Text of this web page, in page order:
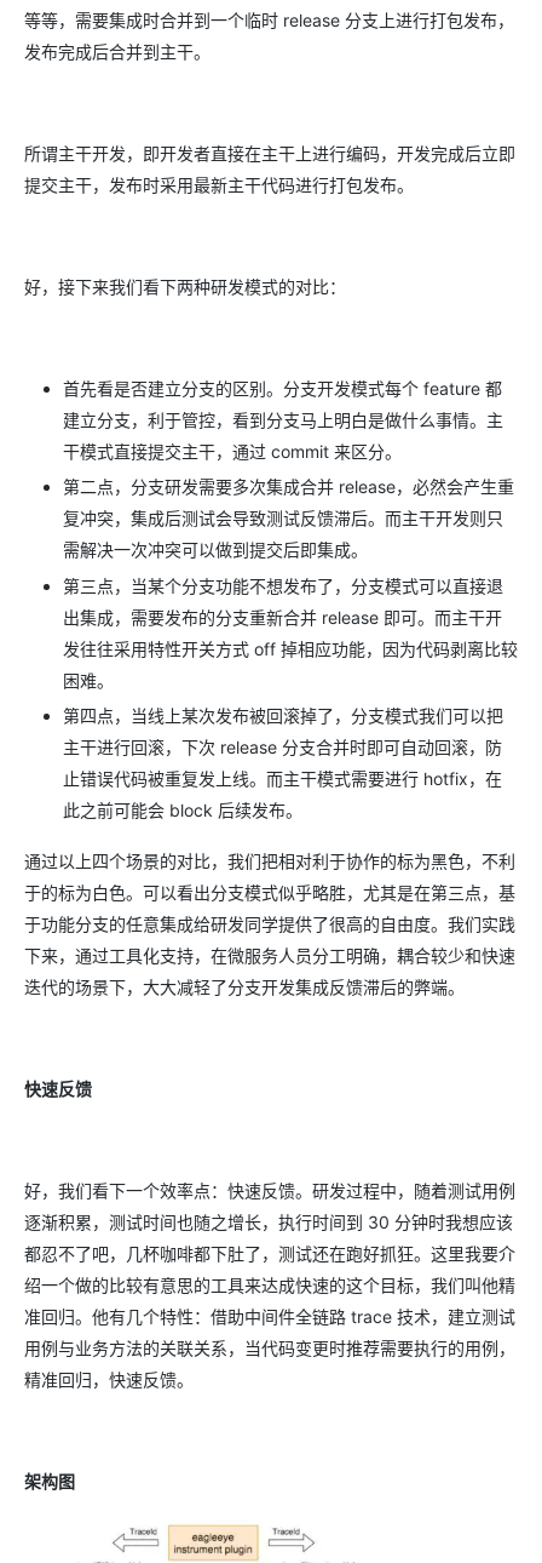
等等，需要集成时合并到一个临时 release 分支上进行打包发布，
发布完成后合并到主干。
所谓主干开发，即开发者直接在主干上进行编码，开发完成后立即
提交主干，发布时采用最新主干代码进行打包发布。
好，接下来我们看下两种研发模式的对比：
首先看是否建立分支的区别。分支开发模式每个 feature 都
建立分支，利于管控，看到分支马上明白是做什么事情。主
干模式直接提交主干，通过 commit 来区分。
第二点，分支研发需要多次集成合并 release，必然会产生重
复冲突，集成后测试会导致测试反馈滞后。而主干开发则只
需解决一次冲突可以做到提交后即集成。
第三点，当某个分支功能不想发布了，分支模式可以直接退
出集成，需要发布的分支重新合并 release 即可。而主干开
发往往采用特性开关方式 off 掉相应功能，因为代码剥离比较
困难。
第四点，当线上某次发布被回滚掉了，分支模式我们可以把
主干进行回滚，下次 release 分支合并时即可自动回滚，防
止错误代码被重复发上线。而主干模式需要进行 hotfix，在
此之前可能会 block 后续发布。
通过以上四个场景的对比，我们把相对利于协作的标为黑色，不利
于的标为白色。可以看出分支模式似乎略胜，尤其是在第三点，基
于功能分支的任意集成给研发同学提供了很高的自由度。我们实践
下来，通过工具化支持，在微服务人员分工明确，耦合较少和快速
迭代的场景下，大大减轻了分支开发集成反馈滞后的弊端。
快速反馈
好，我们看下一个效率点：快速反馈。研发过程中，随着测试用例
逐渐积累，测试时间也随之增长，执行时间到 30 分钟时我想应该
都忍不了吧，几杯咖啡都下肚了，测试还在跑好抓狂。这里我要介
绍一个做的比较有意思的工具来达成快速的这个目标，我们叫他精
准回归。他有几个特性：借助中间件全链路 trace 技术，建立测试
用例与业务方法的关联关系，当代码变更时推荐需要执行的用例，
精准回归，快速反馈。
架构图